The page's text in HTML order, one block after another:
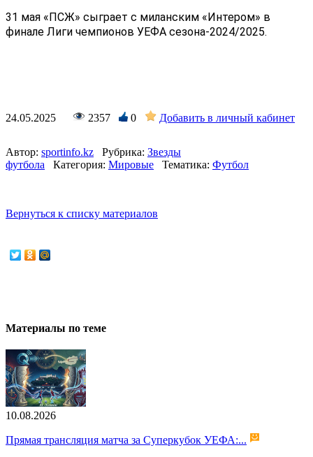
31 мая «ПСЖ» сыграет с миланским «Интером» в
финале Лиги чемпионов УЕФА сезона-2024/2025.
24.05.2025 2357 0 Добавить в личный кабинет
Автор: sportinfo.kz Рубрика: Звезды
футбола
Категория: Мировые Тематика: Футбол
Вернуться к списку материалов
Материалы по теме
10.08.2026
Прямая трансляция матча за Суперкубок УЕФА:...